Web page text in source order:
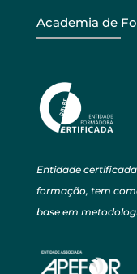
Academia de
Entidade certificada
formação, tem
base em